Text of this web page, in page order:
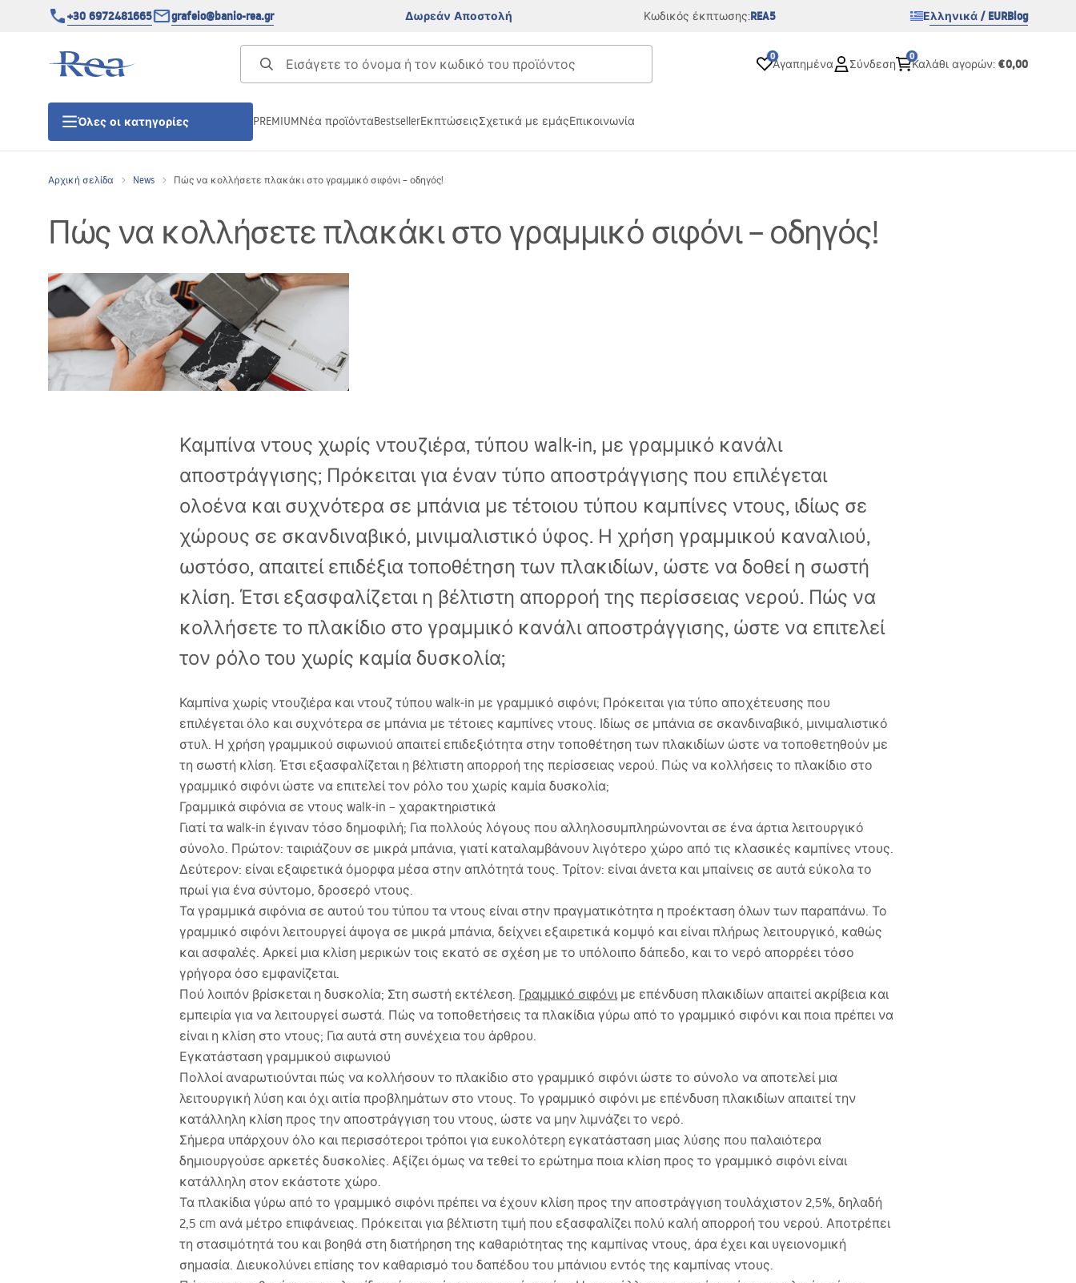
+30 6972481665 grafeio@banio-rea.gr Δωρεάν Αποστολή Κωδικός έκπτωσης:REA5 Ελληνικά / EURBlog
0
Αγαπημένα Σύνδεση
0
Καλάθι αγορών: €0,00
Όλες οι κατηγορίες
Πόρτες ντουζίερας
ΒΑΣΕΙΣ ΝΤΟΥΖΙΕΡΑΣ
ΣΙΦΩΝΙΑ ΔΑΠΕΔΟΥ
ΛΕΚΑΝΕΣ ΤΟΥΑΛΕΤΑΣ
ΣΤΗΛΕΣ ΜΠΑΝΙΟΥ
ΕΠΙΠΛΑ & ΑΞΕΣΟΥΑΡ
PREMIUMΝέα προϊόνταBestsellerΕκπτώσειςΣχετικά με εμάςΕπικοινωνία
Αρχική σελίδα News Πώς να κολλήσετε πλακάκι στο γραμμικό σιφόνι – οδηγός!
Πώς να κολλήσετε πλακάκι στο γραμμικό σιφόνι – οδηγός!
Καμπίνα ντους χωρίς ντουζιέρα, τύπου walk-in, με γραμμικό κανάλι
αποστράγγισης; Πρόκειται για έναν τύπο αποστράγγισης που επιλέγεται
ολοένα και συχνότερα σε μπάνια με τέτοιου τύπου καμπίνες ντους, ιδίως σε
χώρους σε σκανδιναβικό, μινιμαλιστικό ύφος. Η χρήση γραμμικού καναλιού,
ωστόσο, απαιτεί επιδέξια τοποθέτηση των πλακιδίων, ώστε να δοθεί η σωστή
κλίση. Έτσι εξασφαλίζεται η βέλτιστη απορροή της περίσσειας νερού. Πώς να
κολλήσετε το πλακίδιο στο γραμμικό κανάλι αποστράγγισης, ώστε να επιτελεί
τον ρόλο του χωρίς καμία δυσκολία;
Καμπίνα χωρίς ντουζιέρα και ντουζ τύπου walk‑in με γραμμικό σιφόνι; Πρόκειται για τύπο αποχέτευσης που
επιλέγεται όλο και συχνότερα σε μπάνια με τέτοιες καμπίνες ντους. Ιδίως σε μπάνια σε σκανδιναβικό, μινιμαλιστικό
στυλ. Η χρήση γραμμικού σιφωνιού απαιτεί επιδεξιότητα στην τοποθέτηση των πλακιδίων ώστε να τοποθετηθούν με
τη σωστή κλίση. Έτσι εξασφαλίζεται η βέλτιστη απορροή της περίσσειας νερού. Πώς να κολλήσεις το πλακίδιο στο
γραμμικό σιφόνι ώστε να επιτελεί τον ρόλο του χωρίς καμία δυσκολία;
Γραμμικά σιφόνια σε ντους walk‑in – χαρακτηριστικά
Γιατί τα walk‑in έγιναν τόσο δημοφιλή; Για πολλούς λόγους που αλληλοσυμπληρώνονται σε ένα άρτια λειτουργικό
σύνολο. Πρώτον: ταιριάζουν σε μικρά μπάνια, γιατί καταλαμβάνουν λιγότερο χώρο από τις κλασικές καμπίνες ντους.
Δεύτερον: είναι εξαιρετικά όμορφα μέσα στην απλότητά τους. Τρίτον: είναι άνετα και μπαίνεις σε αυτά εύκολα το
πρωί για ένα σύντομο, δροσερό ντους.
Τα γραμμικά σιφόνια σε αυτού του τύπου τα ντους είναι στην πραγματικότητα η προέκταση όλων των παραπάνω. Το
γραμμικό σιφόνι λειτουργεί άψογα σε μικρά μπάνια, δείχνει εξαιρετικά κομψό και είναι πλήρως λειτουργικό, καθώς
και ασφαλές. Αρκεί μια κλίση μερικών τοις εκατό σε σχέση με το υπόλοιπο δάπεδο, και το νερό απορρέει τόσο
γρήγορα όσο εμφανίζεται.
Πού λοιπόν βρίσκεται η δυσκολία; Στη σωστή εκτέλεση. Γραμμικό σιφόνιμε επένδυση πλακιδίων απαιτεί ακρίβεια και
εμπειρία για να λειτουργεί σωστά. Πώς να τοποθετήσεις τα πλακίδια γύρω από το γραμμικό σιφόνι και ποια πρέπει να
είναι η κλίση στο ντους; Για αυτά στη συνέχεια του άρθρου.
Εγκατάσταση γραμμικού σιφωνιού
Πολλοί αναρωτιούνται πώς να κολλήσουν το πλακίδιο στο γραμμικό σιφόνι ώστε το σύνολο να αποτελεί μια
λειτουργική λύση και όχι αιτία προβλημάτων στο ντους. Το γραμμικό σιφόνι με επένδυση πλακιδίων απαιτεί την
κατάλληλη κλίση προς την αποστράγγιση του ντους, ώστε να μην λιμνάζει το νερό.
Σήμερα υπάρχουν όλο και περισσότεροι τρόποι για ευκολότερη εγκατάσταση μιας λύσης που παλαιότερα
δημιουργούσε αρκετές δυσκολίες. Αξίζει όμως να τεθεί το ερώτημα ποια κλίση προς το γραμμικό σιφόνι είναι
κατάλληλη στον εκάστοτε χώρο.
Τα πλακίδια γύρω από το γραμμικό σιφόνι πρέπει να έχουν κλίση προς την αποστράγγιση τουλάχιστον 2,5%, δηλαδή
2,5 cm ανά μέτρο επιφάνειας. Πρόκειται για βέλτιστη τιμή που εξασφαλίζει πολύ καλή απορροή του νερού. Αποτρέπει
τη στασιμότητά του και βοηθά στη διατήρηση της καθαριότητας της καμπίνας ντους, άρα έχει και υγειονομική
σημασία. Διευκολύνει επίσης τον καθαρισμό του δαπέδου του μπάνιου εντός της καμπίνας ντους.